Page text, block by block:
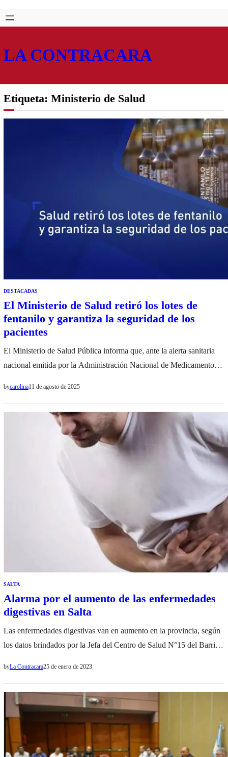
Saltar
al
Skip
to
LA CONTRACARA
Etiqueta: Ministerio de Salud
DESTACADAS
El Ministerio de Salud retiró los lotes de
fentanilo y garantiza la seguridad de los
pacientes
El Ministerio de Salud Pública informa que, ante la alerta sanitaria
nacional emitida por la Administración Nacional de Medicamentos,
HLB Pharma. Esta medida se…
bycarolina11 de agosto de 2025
SALTA
Alarma por el aumento de las enfermedades
digestivas en Salta
Las enfermedades digestivas van en aumento en la provincia, según
los datos brindados por la Jefa del Centro de Salud N°15 del Barrio
especialistas son…
byLa Contracara25 de enero de 2023